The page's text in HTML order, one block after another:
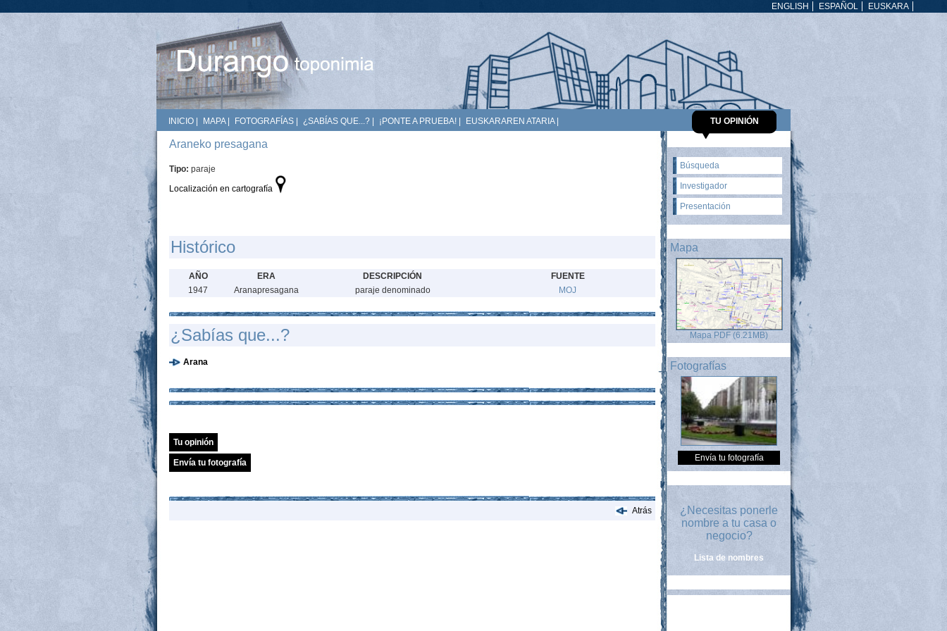
EUSKARA
ESPAÑOL
ENGLISH
INICIO MAPA| FOTOGRAFÍAS ¿SABÍAS QUE...? ¡PONTE A PRUEBA! EUSKARAREN ATARIA| TU OPINIÓN
Araneko presagana
Tipo: paraje
Localización en cartografía
Histórico
AÑO ERA DESCRIPCIÓN
FUENTE
1947
Aranapresagana paraje denominado MOJ
¿Sabías que...?
Arana
Tu opinión
Envía tu fotografía
Atrás
Búsqueda
Investigador
Presentación
Mapa
Mapa PDF (6.21MB)
Fotografías
Envía tu fotografía
¿Necesitas ponerle
nombre a tu casa o
negocio?
Lista de nombres